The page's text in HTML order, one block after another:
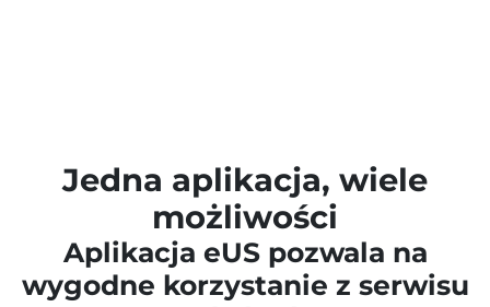
Jedna aplikacja, wiele
możliwości
Aplikacja eUS pozwala na
wygodne korzystanie z serwisu